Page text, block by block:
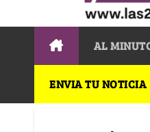
AL
ENVIA TU NOTICIA